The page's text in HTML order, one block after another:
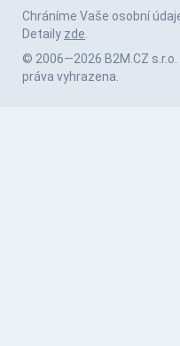
Chráníme Vaše osobní
Detaily zde.
© 2006—2026 B2M.CZ s.r.o.
práva vyhrazena.